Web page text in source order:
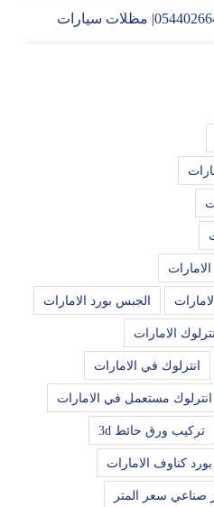
الجبس بورد الامارات
الامارات
انترلوك في الامارات
انترلوك مستعمل في الامارات
تركيب ورق حائط 3d
كناوف الامارات
صناعي سعر المتر